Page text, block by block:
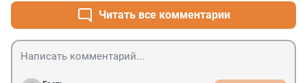
делать, что, это, мол, мое субъективное мнение про
этих музыкантов, не больше. Если бы я пристально не
следил за Сплином с 1996 года, то молчал бы. Группа
эволюционировала, развитие по восходящей
закончилось альбомом " Раздвоение личности" ,
потом действительно пошли самоповторы с уклоном
Читать все комментарии